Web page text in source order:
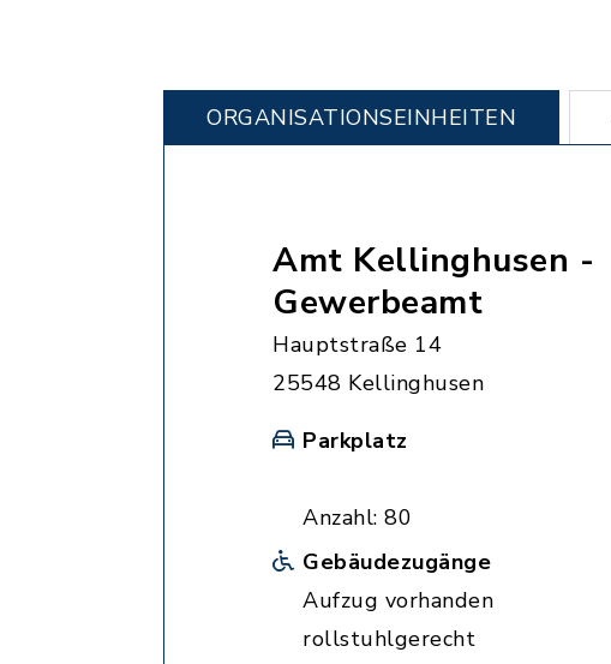
ORGANISATIONS­EINHEITEN
Amt Kellinghusen -
Gewerbeamt
Hauptstraße 14
25548 Kellinghusen
Parkplatz
Anzahl: 80
Gebäudezugänge
Aufzug vorhanden
rollstuhlgerecht